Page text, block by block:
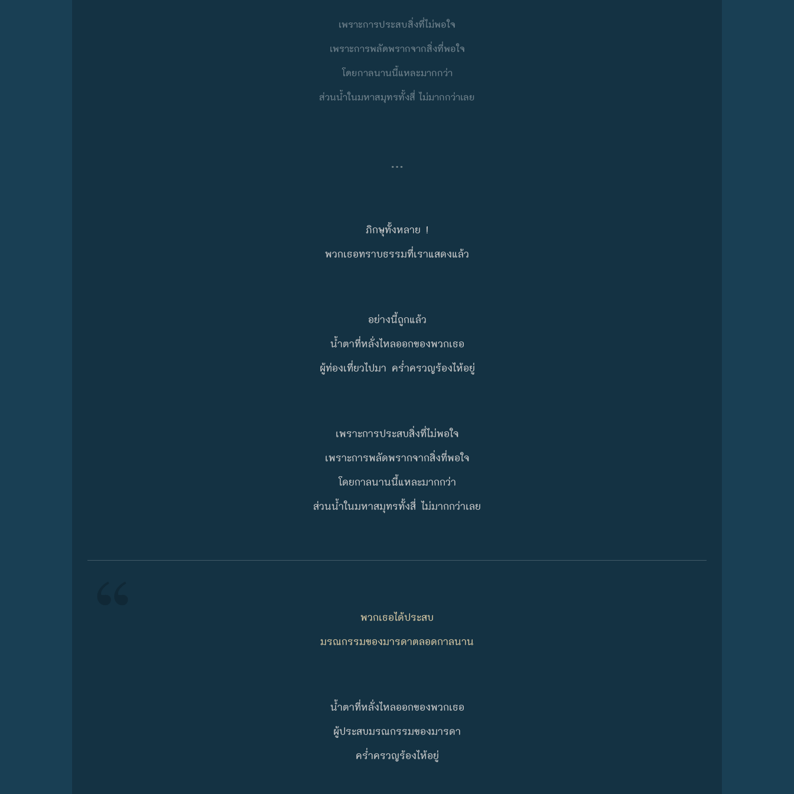
เพราะการประสบสิ่งที่ไม่พอใจ
เพราะการพลัดพรากจากสิ่งที่พอใจ
โดยกาลนานนี้แหละมากกว่า
ส่วนนํ้าในมหาสมุทรทั้งสี่ ไม่มากกว่าเลย
…
ภิกษุทั้งหลาย !
พวกเธอทราบธรรมที่เราแสดงแล้ว
อย่างนี้ถูกแล้ว
น้ำตาที่หลั่งไหลออกของพวกเธอ
ผู้ท่องเที่ยวไปมา ครํ่าครวญร้องไห้อยู่
เพราะการประสบสิ่งที่ไม่พอใจ
เพราะการพลัดพรากจากสิ่งที่พอใจ
โดยกาลนานนี้แหละมากกว่า
ส่วนนํ้าในมหาสมุทรทั้งสี่ ไม่มากกว่าเลย
พวกเธอได้ประสบ
มรณกรรมของมารดาตลอดกาลนาน
น้ำตาที่หลั่งไหลออกของพวกเธอ
ผู้ประสบมรณกรรมของมารดา
ครํ่าครวญร้องไห้อยู่